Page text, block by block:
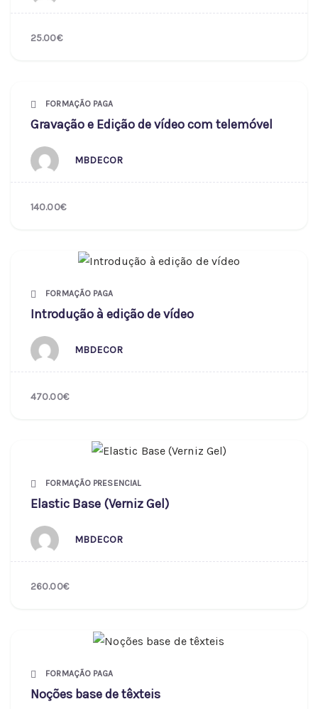
25.00€
FORMAÇÃO PAGA
Gravação e Edição de vídeo com telemóvel
MBDECOR
140.00€
FORMAÇÃO PAGA
Introdução à edição de vídeo
MBDECOR
470.00€
FORMAÇÃO PRESENCIAL
Elastic Base (Verniz Gel)
MBDECOR
260.00€
FORMAÇÃO PAGA
Noções base de têxteis